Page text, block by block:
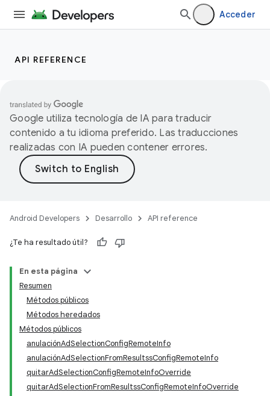
Acceder
API REFERENCE
Google utiliza tecnología de IA para traducir
contenido a tu idioma preferido. Las traducciones
realizadas con IA pueden contener errores.
Android Developers Desarrollo API reference
¿Te ha resultado útil?
En esta página
Resumen
Métodos públicos
Métodos heredados
Métodos públicos
anulaciónAdSelectionConfigRemoteInfo
anulaciónAdSelectionFromResultssConfigRemoteInfo
quitarAdSelectionConfigRemoteInfoOverride
quitarAdSelectionFromResultssConfigRemoteInfoOverride